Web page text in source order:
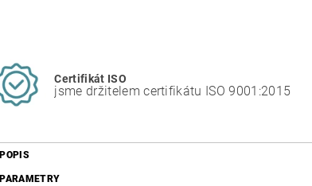
Certifikát ISO
jsme držitelem certifikátu ISO 9001:2015
POPIS
PARAMETRY